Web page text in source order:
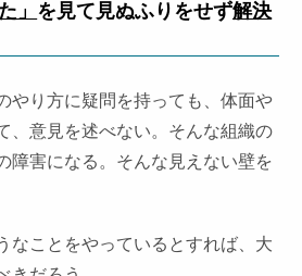
」 を見て見ぬふりをせず解決
やり方に疑問を持っても、体面や
、意見を述べない。そんな組織の
障害になる。そんな見えない壁を
なことをやっているとすれば、大